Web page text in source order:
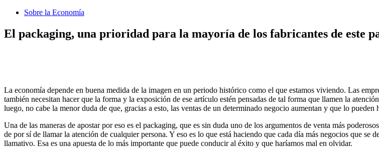
Sobre la Economía
El packaging, una prioridad para la mayoría de los fabricantes de este
La economía depende en buena medida de la imagen en un periodo histórico como el que estamos viviendo. Las
también necesitan hacer que la forma y la exposición de ese artículo estén pensadas de tal forma que llamen la
luego, no cabe la menor duda de que, gracias a esto, las ventas de un determinado negocio aumentan y que lo pueden
Una de las maneras de apostar por eso es el packaging, que es sin duda uno de los argumentos de venta más
de por sí de llamar la atención de cualquier persona. Y eso es lo que está haciendo que cada día más negocios que
llamativo. Esa es una apuesta de lo más importante que puede conducir al éxito y que haríamos mal en olvidar.